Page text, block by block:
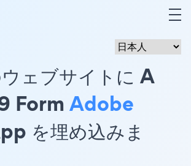
ェブサイトに A
Form Adobe
を埋め込みま